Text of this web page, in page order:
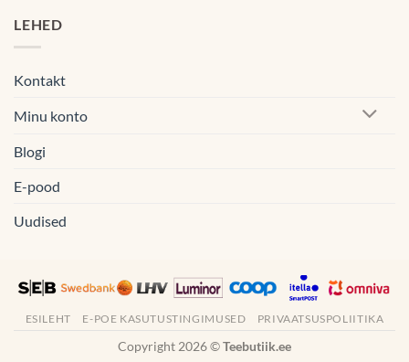
LEHED
Kontakt
Minu konto
Blogi
E-pood
Uudised
ESILEHT E-POE KASUTUSTINGIMUSED PRIVAATSUSPOLIITIKA
Copyright 2026 ©Teebutiik.ee